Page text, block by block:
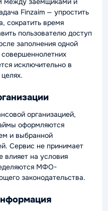
Finzaim — упростить
сократить время
пользователю доступ
заполнения одной
исключительно в
организацией,
оформляются
и выбранной
Сервис не принимает
влияет на условия
МФО-
законодательства.